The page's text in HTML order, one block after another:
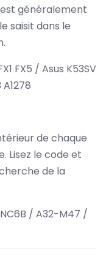
généralement
saisit dans le
FX5 / Asus K53SV
de chaque
Lisez le code et
de la
/ A32-M47 /